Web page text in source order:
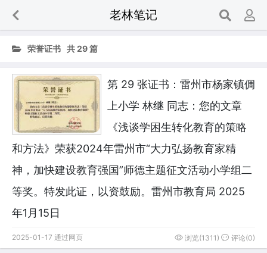
 老林笔记
荣誉证书 共 29 篇
第 29 张证书：雷州市杨家镇倜
上小学 林继 同志：您的文章
《浅谈学困生转化教育的策略
和方法》荣获2024年雷州市“大力弘扬教育家精
神，加快建设教育强国”师德主题征文活动小学组二
等奖。特发此证，以资鼓励。雷州市教育局 2025
年1月15日
2025-01-17 通过网页 浏览(1311) 评论(0)